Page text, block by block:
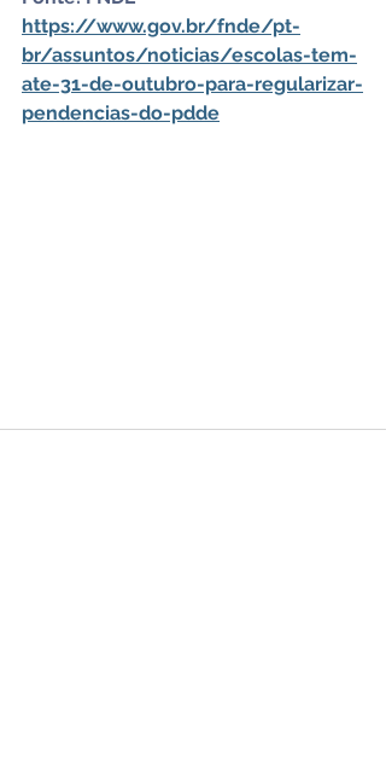
https://www.gov.br/fnde/pt-
br/assuntos/noticias/escolas-tem-
ate-31-de-outubro-para-regularizar-
pendencias-do-pdde